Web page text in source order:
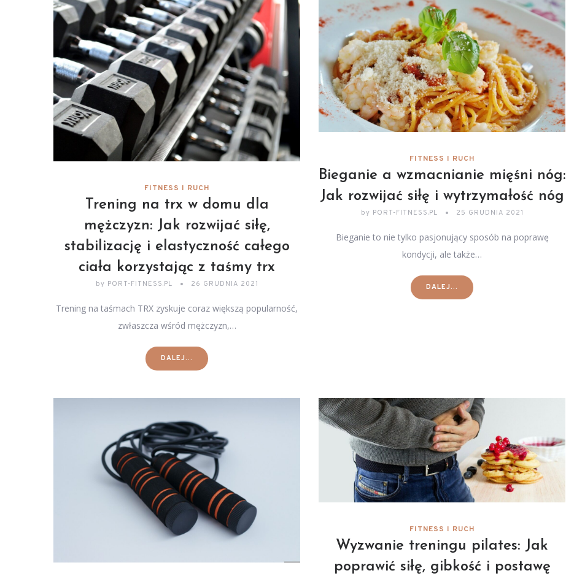
FITNESS I RUCH
Trening na trx w domu dla
mężczyzn: Jak rozwijać siłę,
stabilizację i elastyczność całego
ciała korzystając z taśmy trx
by PORT-FITNESS.PL 26 GRUDNIA 2021
Trening na taśmach TRX zyskuje coraz większą popularność,
zwłaszcza wśród mężczyzn,…
DALEJ...
FITNESS I RUCH
Bieganie a wzmacnianie mięśni nóg:
Jak rozwijać siłę i wytrzymałość nóg
by PORT-FITNESS.PL 25 GRUDNIA 2021
Bieganie to nie tylko pasjonujący sposób na poprawę
kondycji, ale także…
DALEJ...
FITNESS I RUCH
Wyzwanie treningu pilates: Jak
poprawić siłę, gibkość i postawę